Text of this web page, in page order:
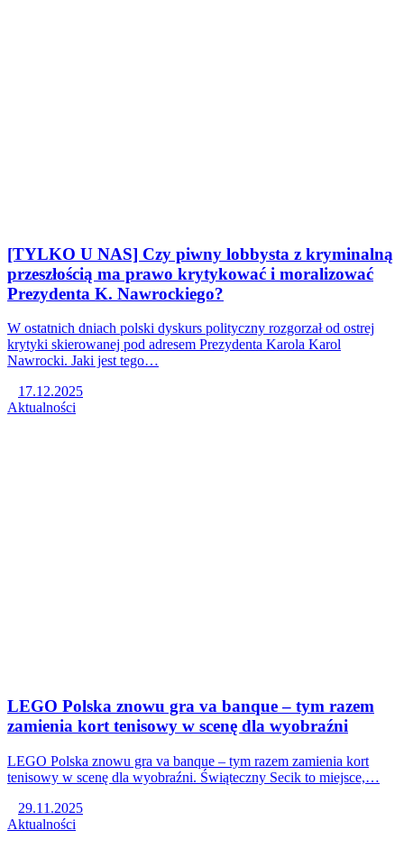
[TYLKO U NAS] Czy piwny lobbysta z kryminalną
przeszłością ma prawo krytykować i moralizować
Prezydenta K. Nawrockiego?
W ostatnich dniach polski dyskurs polityczny rozgorzał od ostrej
krytyki skierowanej pod adresem Prezydenta Karola Karol
Nawrocki. Jaki jest tego…
17.12.2025
Aktualności
LEGO Polska znowu gra va banque – tym razem
zamienia kort tenisowy w scenę dla wyobraźni
LEGO Polska znowu gra va banque – tym razem zamienia kort
tenisowy w scenę dla wyobraźni. Świąteczny Secik to miejsce,…
29.11.2025
Aktualności